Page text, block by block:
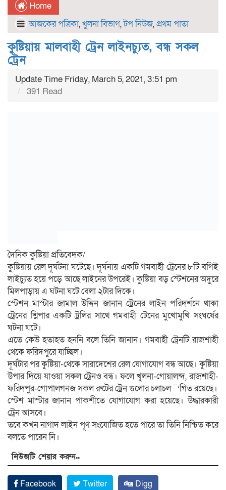
Home
আজকের পত্রিকা,খুলনা বিভাগ,টপ নিউজ,প্রথম পাতা
কুষ্টিয়ায় মালবাহী ট্রেন লাইনচ্যুত, বন্ধ সকল
ট্রেন
Update Time Friday, March 5, 2021, 3:51 pm
391 Read
দৈনিক কুষ্টিয়া প্রতিবেদক/
কুষ্টিয়ায় রেল দূর্ঘটনা ঘটেছে। দূর্ঘনায় একটি গমবাহী ট্রেনের ৮টি বগিই
লাইচ্যুত হয়ে পড়ে আছে লাইনের উপরেই। কুষ্টিয়া বড় স্টেশনের অদুরে
মিলপাড়ায় এ ঘটনা ঘটে বেলা ২টার দিকে।
স্টেশন মাস্টার জামাল উদ্দিন জানান ট্রেনের লাইন পরিদর্শনে থাকা
ট্রেনের শ্লিপার একটি ট্রলির সাথে গমবাহী টেনের মুখোমুখি সংঘর্ষের
ঘটনা ঘটে।
এতে কেউ হতাহত হননি বলে তিনি জানান। গমবাহী ট্রেনটি রাজশাহী
থেকে ফরিদপুরে যাচ্ছিল।
দূর্ঘটার পর কুষ্টিয়া-থেকে সারাদেশের রেল যোগাযোগ বন্ধ আছে। কুষ্টিয়া
উপার দিয়ে যাওয়া সকল ট্রেনও বন্ধ। ফলে খুলনা-গোয়ালন্দ, রাজশাহী-
ফরিদপুর-গোপালগনজ সকল রুটের ট্রেন গুলোর চলাচল ¯’গিত রয়েছে।
স্টেশ মাস্টার জানান পাকশীতে যোগাযোগ করা হয়েছে। উদ্ধারকারী
ট্রেন আসবে।
তবে কখন নাগাদ লাইন পূণ সংযোজিত হতে পারে তা তিনি নিশ্চিত করে
বলতে পারেন নি।
নিউজটি শেয়ার করুন..
Facebook Twitter
Digg